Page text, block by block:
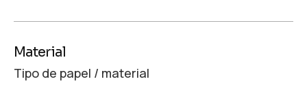
Material
Tipo de papel / material